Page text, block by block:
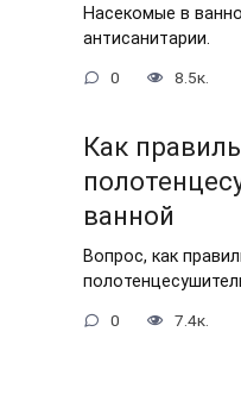
Насекомые в
антисанитарии.
0 8.5к.
Как
ванной
Вопрос, как
0 7.4к.